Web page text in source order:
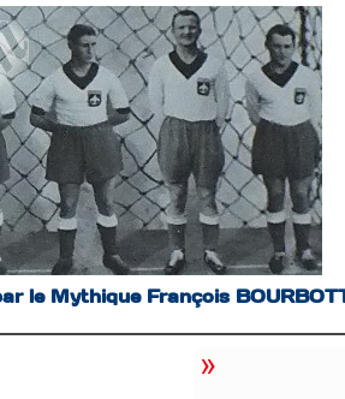
le Mythique François